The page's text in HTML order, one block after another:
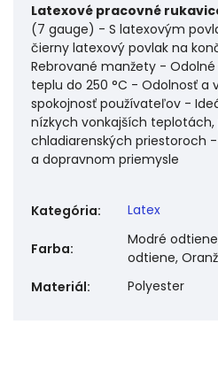
Latexové pracovné
(7 gauge) - S latexovým
čierny latexový povlak na
Rebrované manžety -
teplu do 250 °C - Odolnosť a
spokojnosť používateľov -
nízkych vonkajších teplotách,
chladiarenských priestoroch
a dopravnom priemysle
Kategória: Latex
Farba:
Modré
odtiene,
Materiál: Polyester